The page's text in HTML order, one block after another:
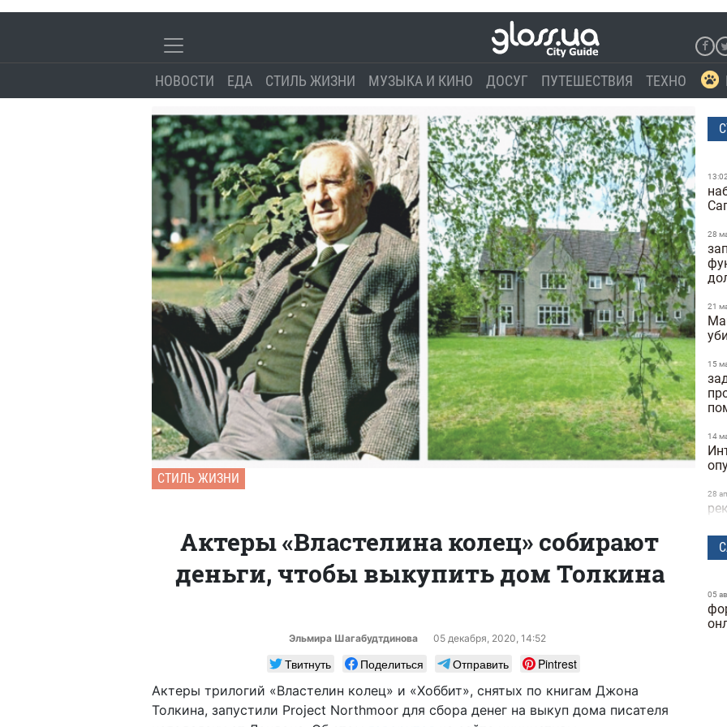
НОВОСТИ ЕДА СТИЛЬ ЖИЗНИ МУЗЫКА И КИНО ДОСУГ ПУТЕШЕСТВИЯ ТЕХНО
СТИЛЬ ЖИЗНИ
Актеры «Властелина колец» собирают
деньги, чтобы выкупить дом Толкина
Эльмира Шагабудтдинова 05 декабря, 2020, 14:52
Твитнуть Поделиться Отправить
Pintrest
Актеры трилогий «Властелин колец» и «Хоббит», снятых по книгам Джона
Толкина, запустили Project Northmoor для сбора денег на выкуп дома писателя
13:02
28
21
15
14
28
05